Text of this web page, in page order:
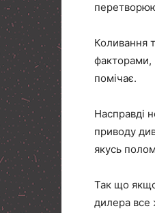
Коливання
факторами,
помічає.
Насправді
приводу
якусь
Так що
дилера все